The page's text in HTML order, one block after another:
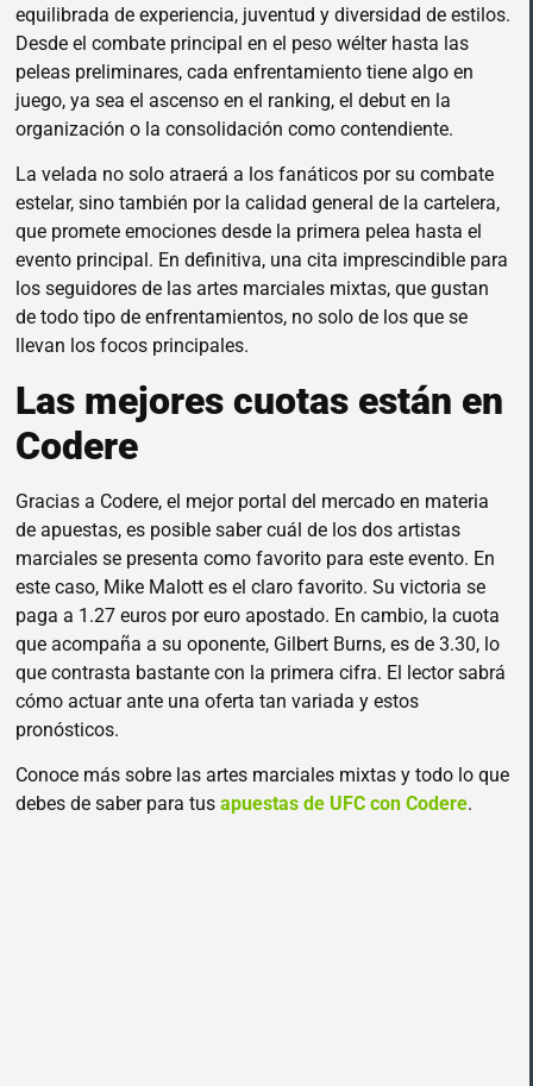
equilibrada de experiencia, juventud y diversidad de estilos.
Desde el combate principal en el peso wélter hasta las
peleas preliminares, cada enfrentamiento tiene algo en
juego, ya sea el ascenso en el ranking, el debut en la
organización o la consolidación como contendiente.
La velada no solo atraerá a los fanáticos por su combate
estelar, sino también por la calidad general de la cartelera,
que promete emociones desde la primera pelea hasta el
evento principal. En definitiva, una cita imprescindible para
los seguidores de las artes marciales mixtas, que gustan
de todo tipo de enfrentamientos, no solo de los que se
llevan los focos principales.
Las mejores cuotas están en
Codere
Gracias a Codere, el mejor portal del mercado en materia
de apuestas, es posible saber cuál de los dos artistas
marciales se presenta como favorito para este evento. En
este caso, Mike Malott es el claro favorito. Su victoria se
paga a 1.27 euros por euro apostado. En cambio, la cuota
que acompaña a su oponente, Gilbert Burns, es de 3.30, lo
que contrasta bastante con la primera cifra. El lector sabrá
cómo actuar ante una oferta tan variada y estos
pronósticos.
Conoce más sobre las artes marciales mixtas y todo lo que
debes de saber para tus apuestas de UFC con Codere.